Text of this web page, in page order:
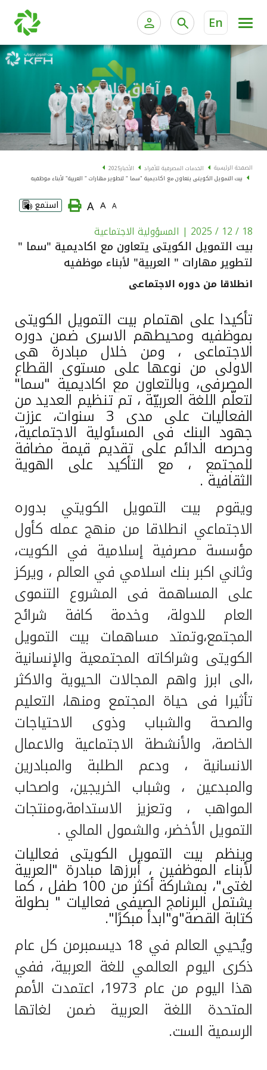
En
الخدمات المصرفية الإلكترونية للأفراد
الخدمات المصرفية الإلكترونية للشركات
خدمة "بيتك" للتداول الإلكتروني
الخدمات المصرفية للأفراد الخدمات المالية
الحسابات المصرفية
البطاقات
"برامج العملاء"
الاستثمار
القنوات المصرفية
أدوات وخدمات
خدمات ما بعد البيع
اتصل بنا
مواقع الفروع وأجهزة الصرف الآلي
ألمانيا
ماليزيا
تركيا
مصر
المملكة المتحدة
مملكة البحرين
الصفحة الرئيسية الخدمات المصرفية للأفراد الأخبار2025
بيت التمويل الكويتى يتعاون مع اكاديمية "سما " لتطوير مهارات " العربية" لأبناء موظفيه
A
A
A استمع
18 / 12 / 2025 | المسؤولية الاجتماعية
بيت التمويل الكويتى يتعاون مع اكاديمية "سما "
لتطوير مهارات " العربية" لأبناء موظفيه
انطلاقا من دوره الاجتماعى
تأكيدا على اهتمام بيت التمويل الكويتى
بموظفيه ومحيطهم الاسرى ضمن دوره
الاجتماعى ، ومن خلال مبادرة هى
الاولى من نوعها على مستوى القطاع
المصرفى، وبالتعاون مع اكاديمية "سما"
لتعلّم اللغة العربيّة ، تم تنظيم العديد من
الفعاليات على مدى 3 سنوات، عززت
جهود البنك فى المسئولية الاجتماعية،
وحرصه الدائم على تقديم قيمة مضافة
للمجتمع ، مع التأكيد على الهوية
الثقافية .
ويقوم بيت التمويل الكويتي بدوره
الاجتماعي انطلاقا من منهج عمله كأول
مؤسسة مصرفية إسلامية في الكويت،
وثاني اكبر بنك اسلامي في العالم ، ويركز
على المساهمة فى المشروع التنموى
العام للدولة، وخدمة كافة شرائح
المجتمع،وتمتد مساهمات بيت التمويل
الكويتى وشراكاته المجتمعية والإنسانية
،الى ابرز واهم المجالات الحيوية والاكثر
تأثيرا فى حياة المجتمع ومنها، التعليم
والصحة والشباب وذوى الاحتياجات
الخاصة، والأنشطة الاجتماعية والاعمال
الانسانية ، ودعم الطلبة والمبادرين
والمبدعين ، وشباب الخريجين، واصحاب
المواهب ، وتعزيز الاستدامة،ومنتجات
التمويل الأخضر، والشمول المالي .
وينظم بيت التمويل الكويتى فعاليات
لأبناء الموظفين ، أبرزها مبادرة "العربية
لغتي"، بمشاركة أكثر من 100 طفل ، كما
يشتمل البرنامج الصيفي فعاليات " بطولة
كتابة القصة"و"ابدأ مبكرًا".
ويُحيي العالم في 18 ديسمبرمن كل عام
ذكرى اليوم العالمي للغة العربية، ففي
هذا اليوم من عام 1973، اعتمدت الأمم
المتحدة اللغة العربية ضمن لغاتها
الرسمية الست.